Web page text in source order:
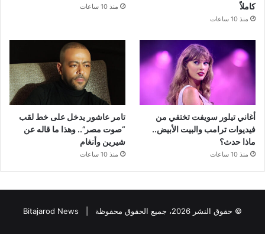
كاملاً
منذ 10 ساعات
منذ 10 ساعات
أغاني تيلور سويفت تختفي من
فيديوات ترامب والبيت الأبيض..
ماذا حدث؟
منذ 10 ساعات
تامر عاشور يدخل على خط لقب
“صوت مصر”.. وهذا ما قاله عن
شيرين وأنغام
منذ 10 ساعات
© حقوق النشر 2026، جميع الحقوق محفوظة | Bitajarod News